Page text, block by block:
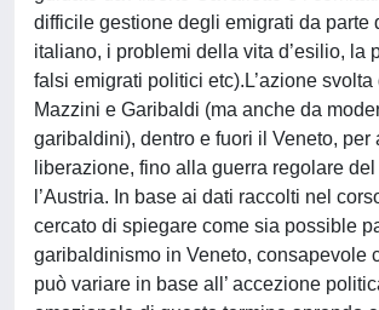
difficile gestione degli emigrati da parte
italiano, i problemi della vita d’esilio, la
falsi emigrati politici etc).L’azione
Mazzini e Garibaldi (ma anche da
garibaldini), dentro e fuori il Veneto, per
liberazione, fino alla guerra regolare
l’Austria. In base ai dati raccolti nel
cercato di spiegare come sia possible
garibaldinismo in Veneto, consapevole
può variare in base all’ accezione